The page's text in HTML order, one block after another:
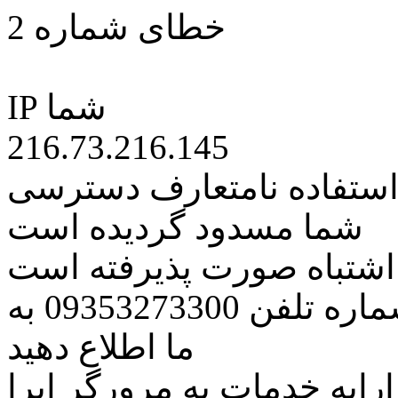
خطای شماره 2
IP شما
216.73.216.145
نامتعارف دسترسی
شما مسدود گردیده است
اشتباه صورت پذیرفته است
مراتب این مسئله را از طریق شماره تلفن 09353273300 به
ما اطلاع دهید
خدمات به مرورگر اپرا